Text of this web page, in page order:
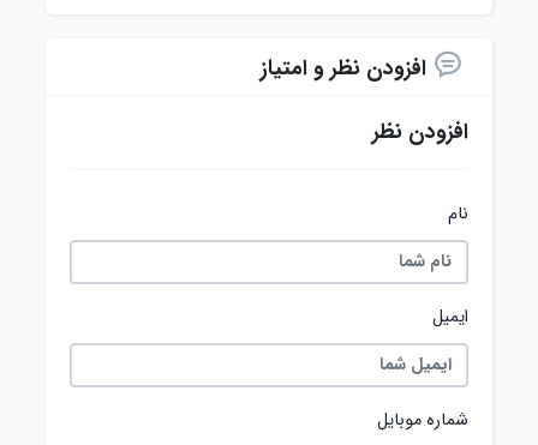
افزودن نظر و امتیاز
افزودن نظر
نام
ایمیل
شماره موبایل